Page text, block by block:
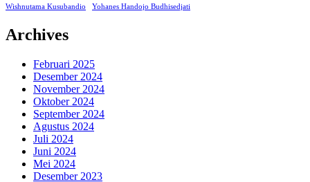
Wishnutama Kusubandio
Yohanes Handojo Budhisedjati
Archives
Februari 2025
Desember 2024
November 2024
Oktober 2024
September 2024
Agustus 2024
Juli 2024
Juni 2024
Mei 2024
Desember 2023